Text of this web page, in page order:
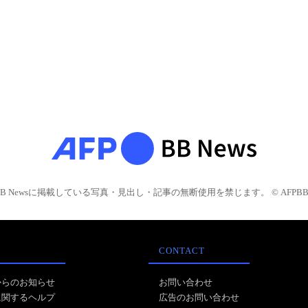
Newsに掲載している写真・見出し・記事の無断使用を禁じます。 © AFPBB
のお知らせ
するヘルプ
CONTACT
お問い合わせ
広告のお問い合わせ